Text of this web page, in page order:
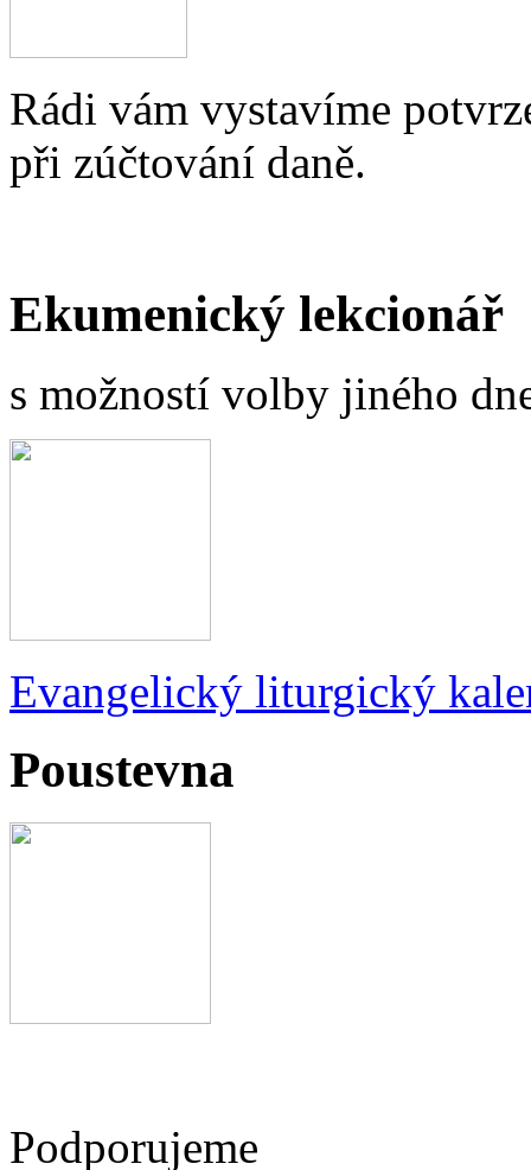
Rádi vám vystavíme
při zúčtování daně.
Ekumenický lekcionář
s možností volby jiného
Evangelický liturgický
Poustevna
Podporujeme